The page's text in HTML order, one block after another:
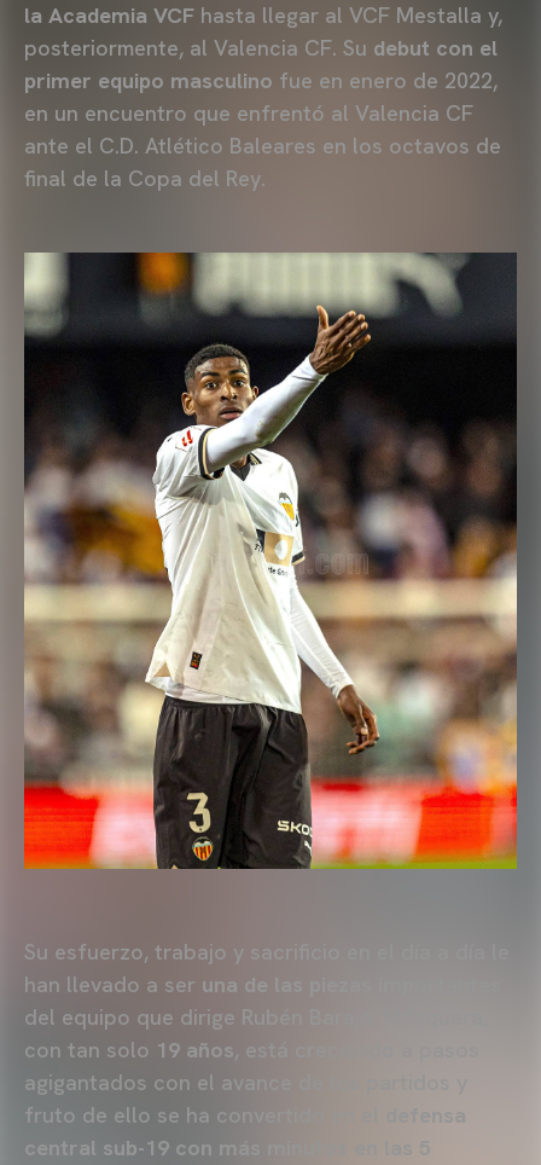
la Academia VCF hasta llegar al VCF Mestalla y,
posteriormente, al Valencia CF. Su debut con el
primer equipo masculino fue en enero de 2022,
en un encuentro que enfrentó al Valencia CF
ante el C.D. Atlético Baleares en los octavos de
final de la Copa del Rey.
Su esfuerzo, trabajo y sacrificio en el día a día le
han llevado a ser una de las piezas importantes
del equipo que dirige Rubén Baraja. Mosquera,
con tan solo 19 años, está creciendo a pasos
agigantados con el avance de los partidos y
fruto de ello se ha convertido en el
defensa
central sub-19 con más minutos en las 5